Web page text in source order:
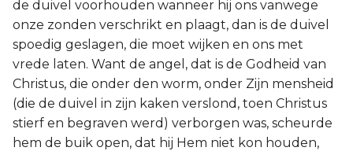
de duivel voorhouden wanneer hij ons vanwege
onze zonden verschrikt en plaagt, dan is de duivel
spoedig geslagen, die moet wijken en ons met
vrede laten. Want de angel, dat is de Godheid van
Christus, die onder den worm, onder Zijn mensheid
(die de duivel in zijn kaken verslond, toen Christus
stierf en begraven werd) verborgen was, scheurde
hem de buik open, dat hij Hem niet kon houden,